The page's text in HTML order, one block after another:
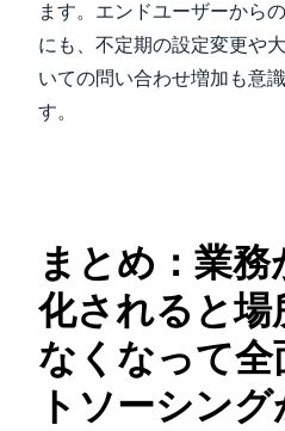
ます。エンドユーザーから
にも、不定期の設定変更や
いての問い合わせ増加も意
す。
まとめ：業
化されると場
なくなって全
トソーシング